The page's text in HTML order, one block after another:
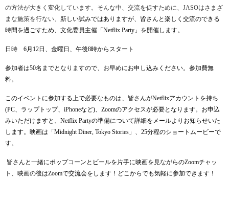
の方法が大きく変化しています。そんな中、交流を促すために、 JASOはさまざ
まな施策を行ない、 新しい試みではありますが、皆さんと楽しく交流のできる
時間を過ごすため、文化委員主催「 Netflix Party 」を開催します。
日時 6月 12日、金曜日、午後8時からスタート
参加者は50名までとなりますので、お早めにお申し込みください。参加費無
料。
このイベントに参加する上で必要なものは、皆さんがNetflixアカウントを持ち
(PC、ラップトップ、 iPhoneなど)、 Zoomのアクセスが必要となります。お申込
みいただけますと、 Netflix Partyの準備について詳細をメールよりお知らせいた
します。映画は「 Midnight Diner, Tokyo Stories 」、 25分程のショートムービーで
す。
皆さんと一緒にポップコーンとビールを片手に映画を見ながらのZoomチャッ
ト、映画の後はZoomで交流会をします！どこからでも気軽に参加できます！